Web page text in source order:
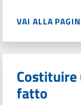
VAI ALLA
Costituire
fatto